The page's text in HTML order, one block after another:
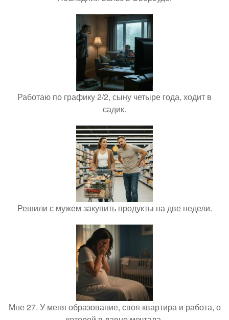
Работаю по графику 2/2, сыну четыре года, ходит в
садик.
Решили с мужем закупить продукты на две недели.
Мне 27. У меня образование, своя квартира и работа, о